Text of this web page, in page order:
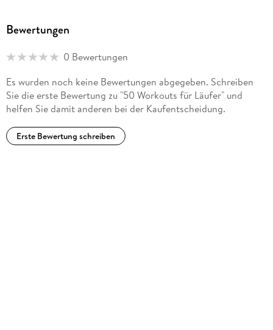
Bewertungen
0 Bewertungen
Es wurden noch keine Bewertungen abgegeben. Schreiben
Sie die erste Bewertung zu "50 Workouts für Läufer" und
helfen Sie damit anderen bei der Kaufentscheidung.
Erste Bewertung schreiben